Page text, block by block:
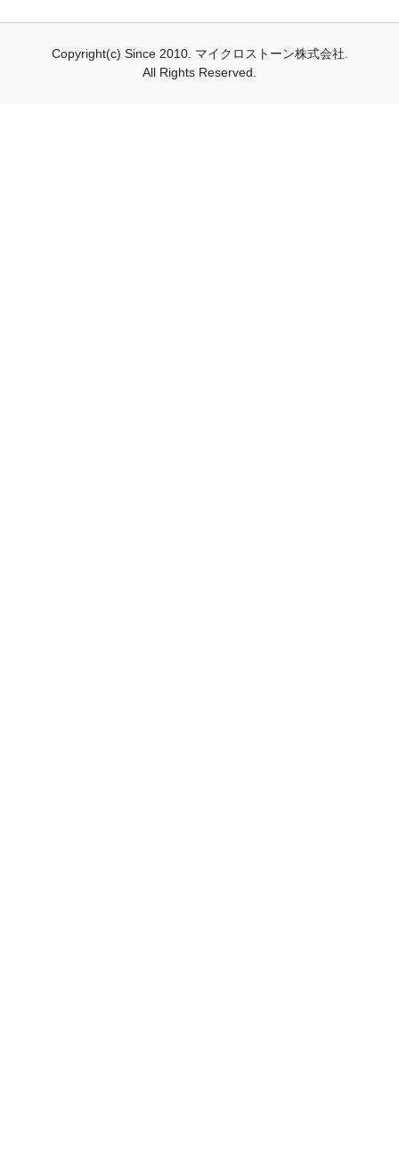
Copyright(c) Since 2010. マイクロストーン株式会社.
All Rights Reserved.